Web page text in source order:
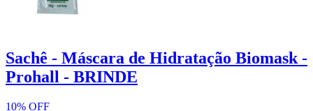
Sachê - Máscara de Hidratação Biomask -
Prohall - BRINDE
10% OFF